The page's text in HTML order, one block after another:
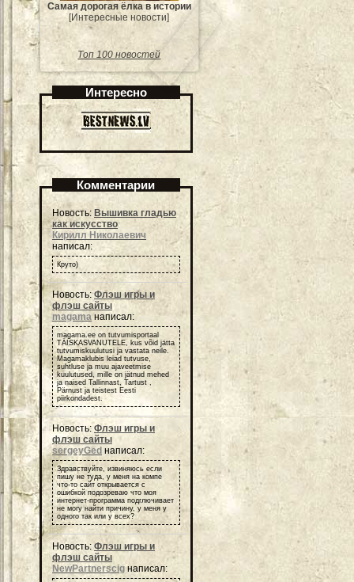
Самая дорогая ёлка в истории
[Интересные новости]
Топ 100 новостей
Интересно
Комментарии
Новость: Вышивка гладью
как искусство
Кирилл Николаевич
написал:
Круто)
Новость:Флэш игры и
флэш сайты
magama написал:
magama.ee on tutvumisportaal
TÄISKASVANUTELE, kus võid jätta
tutvumiskuulutusi ja vastata neile.
Magamaklubis leiad tutvuse,
suhtluse ja muu ajaveetmise
kuulutused, mille on jätnud mehed
ja naised Tallinnast, Tartust ,
Pärnust ja teistest Eesti
piirkondadest.
Новость: Флэш игры и
флэш сайты
sergeyGed написал:
Здравствуйте, извиняюсь если
пишу не туда, у меня на компе
что-то сайт открывается с
ошибкой подозреваю что моя
интернет-программа подглючивает
не могу найти причину, у меня у
одного так или у всех?
Новость: Флэш игры и
флэш сайты
NewPartnerscigнаписал: